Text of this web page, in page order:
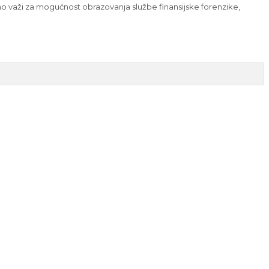
za mogućnost obrazovanja službe finansijske forenzike,